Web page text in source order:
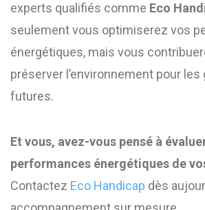
experts qualifiés comme Eco
seulement vous optimiserez vos
énergétiques, mais vous
préserver l’environnement pour les
futures.
Et vous, avez-vous pensé à
performances énergétiques de
Contactez Eco Handicap dès